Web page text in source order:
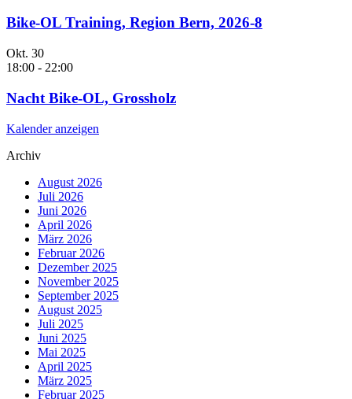
Bike-OL Training, Region Bern, 2026-8
Okt. 30
18:00 - 22:00
Nacht Bike-OL, Grossholz
Kalender anzeigen
Archiv
August 2026
Juli 2026
Juni 2026
April 2026
März 2026
Februar 2026
Dezember 2025
November 2025
September 2025
August 2025
Juli 2025
Juni 2025
Mai 2025
April 2025
März 2025
Februar 2025